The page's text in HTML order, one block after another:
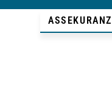
ASSEKURANZ